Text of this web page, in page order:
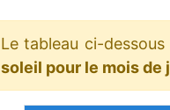
Le tableau ci-
soleil pour le mois de